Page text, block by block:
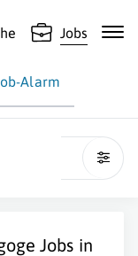
Jobs
Alarm
Jobs in